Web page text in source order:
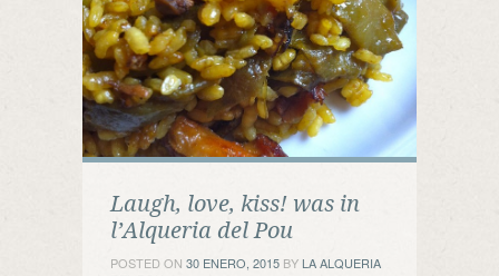
Laugh, love, kiss! was in
l’Alqueria del Pou
POSTED ON 30 ENERO, 2015 BY LA ALQUERIA